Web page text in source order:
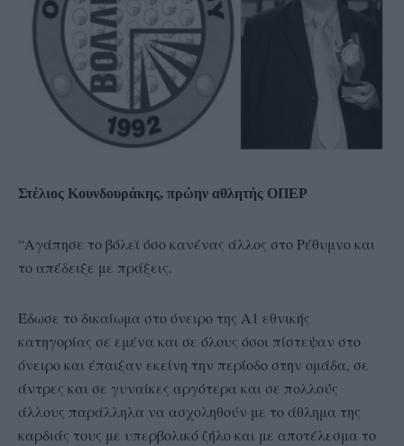
Στέλιος Κουνδουράκης, πρώην αθλητής ΟΠΕΡ
“Αγάπησε το βόλεϊ όσο κανένας άλλος στο Ρέθυμνο και
το απέδειξε με πράξεις.
Έδωσε το δικαίωμα στο όνειρο της Α1 εθνικής
κατηγορίας σε εμένα και σε όλους όσοι πίστεψαν στο
όνειρο και έπαιξαν εκείνη την περίοδο στην ομάδα, σε
άντρες και σε γυναίκες αργότερα και σε πολλούς
άλλους παράλληλα να ασχοληθούν με το άθλημα της
καρδιάς τους με υπερβολικό ζήλο και με αποτέλεσμα το